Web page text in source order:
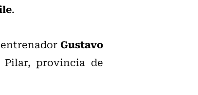
.
Gustavo
provincia de